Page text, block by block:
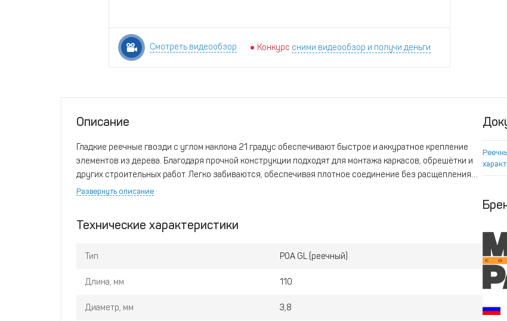
Смотреть видеообзор Конкурс сними видеообзор и получи деньги
Описание
Гладкие реечные гвозди с углом наклона 21 градус обеспечивают быстрое и аккуратное крепление
элементов из дерева. Благодаря прочной конструкции подходят для монтажа каркасов, обрешётки и
других строительных работ. Легко забиваются, обеспечивая плотное соединение без расщепления
материала. Упаковка на 1500 штук — оптимальный выбор для профессионального применения.
Развернуть описание
Технические характеристики
Тип P0A GL (реечный)
Длина, мм 110
Диаметр, мм 3,8